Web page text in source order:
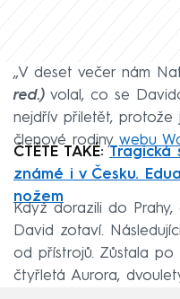
„V deset večer nám
red.) volal, co se
nejdřív přiletět, protože
členové rodiny webu
ČTĚTE TAKÉ:Tragická
známé i v Česku.
nožem
Když dorazili do
David zotaví.
od přístrojů. Zůstala
čtyřletá Aurora,